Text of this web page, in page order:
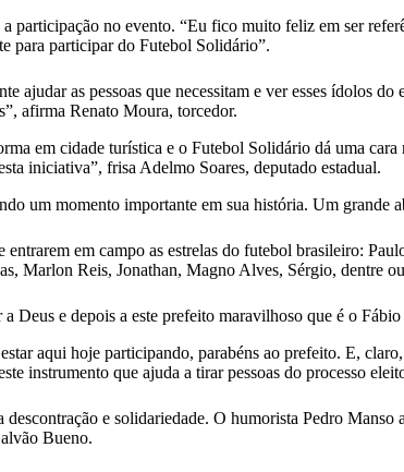
participação no evento. “Eu fico muito feliz em ser
para participar do Futebol Solidário”.
ajudar as pessoas que necessitam e ver esses ídolos
afirma Renato Moura, torcedor.
em cidade turística e o Futebol Solidário dá uma
iniciativa”, frisa Adelmo Soares, deputado estadual.
um momento importante em sua história. Um grande
entrarem em campo as estrelas do futebol brasileiro:
Marlon Reis, Jonathan, Magno Alves, Sérgio, dentre
a Deus e depois a este prefeito maravilhoso que é o
aqui hoje participando, parabéns ao prefeito. E,
instrumento que ajuda a tirar pessoas do processo
e solidariedade. O humorista Pedro
Bueno.